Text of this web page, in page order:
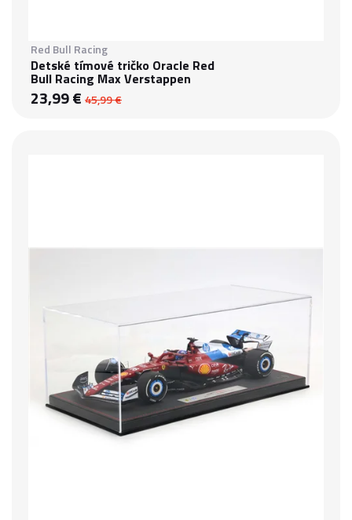
Red Bull Racing
Detské tímové tričko Oracle Red
Bull Racing Max Verstappen
23,99 € 45,99 €